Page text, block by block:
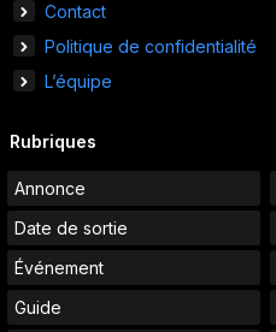
Contact
Politique de confidentialité
L’équipe
Rubriques
Annonce
Date de sortie
Événement
Guide